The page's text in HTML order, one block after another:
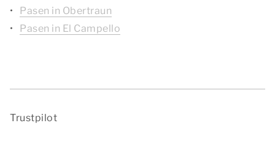
Pasen in Obertraun
Pasen in El Campello
Trustpilot